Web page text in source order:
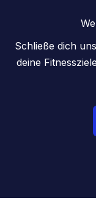
Schließe dich
deine